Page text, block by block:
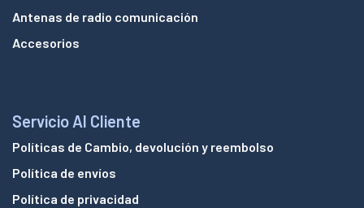
Antenas de radio comunicación
Accesorios
Servicio Al Cliente
Políticas de Cambio, devolución y reembolso
Política de envíos
Política de privacidad